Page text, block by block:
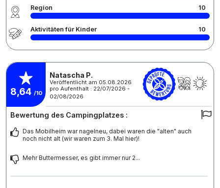
Region 10
Aktivitäten für Kinder 10
8,64 /10
Natascha P.
Veröffentlicht am 05.08.2026
pro Aufenthalt : 22/07/2026 -
02/08/2026
Bewertung des Campingplatzes :
Das Mobilheim war nagelneu, dabei waren die "alten" auch
noch nicht alt (wir waren zum 3. Mal hier)!
Mehr Buttermesser, es gibt immer nur 2...